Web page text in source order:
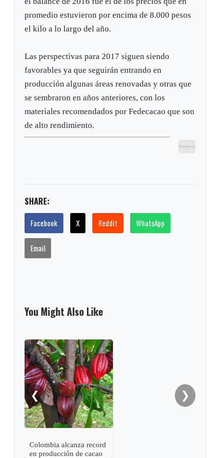
promedio estuvieron por encima de 8.000 pesos
el kilo a lo largo del año.
Las perspectivas para 2017 siguen siendo
favorables ya que seguirán entrando en
producción algunas áreas renovadas y otras que
se sembraron en años anteriores, con los
materiales recomendados por Fedecacao que son
de alto rendimiento.
SHARE:
Facebook X Reddit WhatsApp
Email
You Might Also Like
❮
Colombia alcanza record
en producción de cacao
❯